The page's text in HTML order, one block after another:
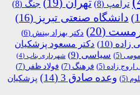
ترامپ (8) جنگ (8)
دانشگاه صنعتی تبریز (16)
(20) دکتر بهزاد بینش (6)
زاده (10)
دکتر مسعود پزشکیان
(5) سیاسی (9) شهرداری بناب (4)
اروج زاده (5) فرهنگ (7) فولاد ظفر (7)
(5) وعده صادق 3 (14)
پزشکیان